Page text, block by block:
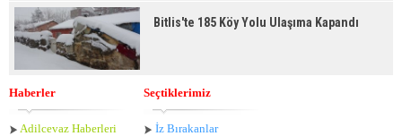
Bitlis'te 185 Köy Yolu Ulaşıma Kapandı
Haberler
Adilcevaz Haberleri
Seçtiklerimiz
İz Bırakanlar